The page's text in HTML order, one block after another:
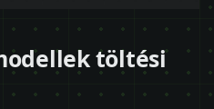
töltési